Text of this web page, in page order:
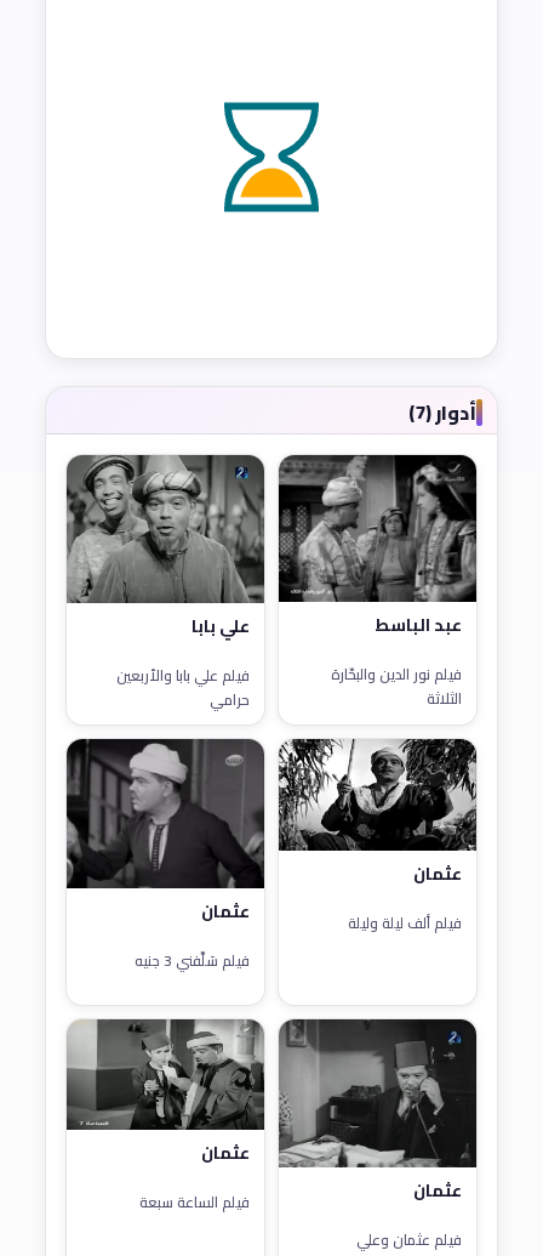
أدوار (7)
عبد الباسط
فيلم نور الدين والبحّارة
الثلاثة
علي بابا
فيلم علي بابا والأربعين
حرامي
عثمان
فيلم ألف ليلة وليلة عثمان
فيلم سَلِّفني 3 جنيه
عثمان
فيلم عثمان وعلي
عثمان
فيلم الساعة سبعة